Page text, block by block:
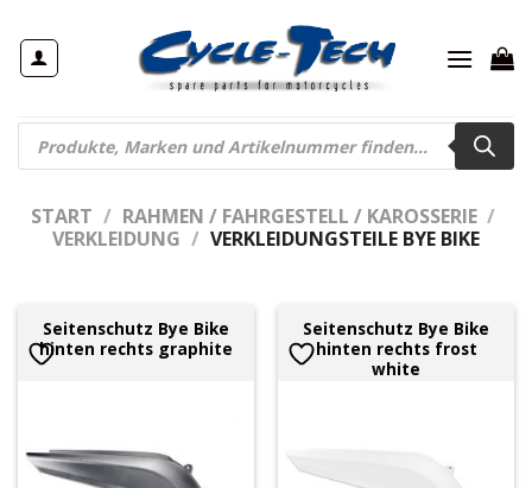
Inhalt
springen
Products
search
START / RAHMEN / FAHRGESTELL / KAROSSERIE /
VERKLEIDUNG / VERKLEIDUNGSTEILE BYE BIKE
Seitenschutz Bye Bike
hinten rechts graphite
Seitenschutz Bye Bike
hinten rechts frost
white